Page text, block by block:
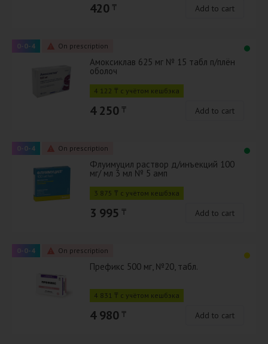
420 ₸ Add to cart
0-0-4 On prescription
Амоксиклав 625 мг № 15 табл п/плён
оболоч
4 122 ₸ с учётом кешбэка
4 250 ₸ Add to cart
0-0-4 On prescription
Флуимуцил раствор д/инъекций 100
мг/ мл 3 мл № 5 амп
3 875 ₸ с учётом кешбэка
3 995 ₸ Add to cart
0-0-4 On prescription
Префикс 500 мг, №20, табл.
4 831 ₸ с учётом кешбэка
4 980 ₸ Add to cart